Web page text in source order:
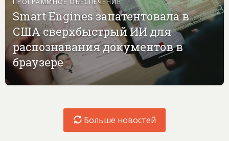
Smart Engines запатентовала в
США сверхбыстрый ИИ для
распознавания документов в
браузере
Больше новостей